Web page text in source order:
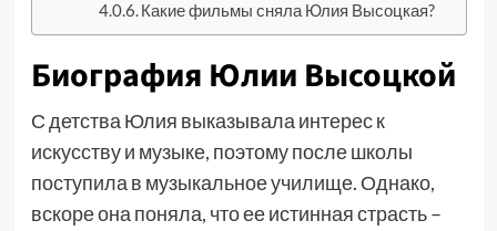
Какие фильмы сняла Юлия Высоцкая?
Биография Юлии Высоцкой
С детства Юлия выказывала интерес к
искусству и музыке, поэтому после школы
поступила в музыкальное училище. Однако,
вскоре она поняла, что ее истинная страсть –